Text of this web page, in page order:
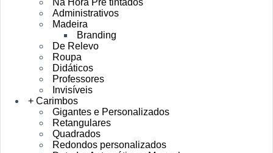
Na Hora Pré tintados
Administrativos
Madeira
Branding
De Relevo
Roupa
Didáticos
Professores
Invisíveis
+ Carimbos
Gigantes e Personalizados
Retangulares
Quadrados
Redondos personalizados